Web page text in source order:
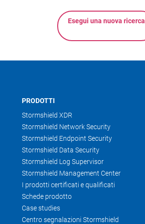
Esegui una nuova ricerca
PRODOTTI
Stormshield XDR
Stormshield Network Security
Stormshield Endpoint Security
Stormshield Data Security
Stormshield Log Supervisor
Stormshield Management Center
I prodotti certificati e qualificati
Schede prodotto
Case studies
Centro segnalazioni Stormshield